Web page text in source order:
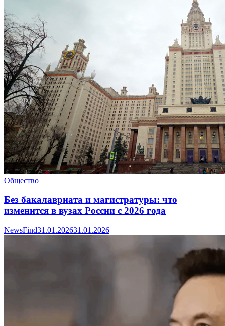
Общество
Без бакалавриата и магистратуры: что
изменится в вузах России с 2026 года
NewsFind31.01.202631.01.2026